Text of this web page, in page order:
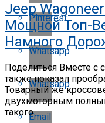
Pinterest
Whatsapp
Whatsapp
Email
Jeep
Мощной Топ-
Намного
Поделиться Вместе с
также показал
Товарный же
двухмоторным
такого...